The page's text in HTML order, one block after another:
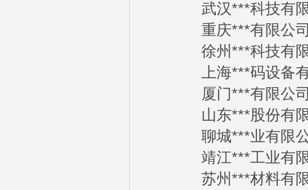
武汉***科技有限
重庆***有限公司
徐州***科技有限
上海***码设备有
厦门***有限公司
山东***股份有限
聊城***业有限公
靖江***工业有限
苏州***材料有限